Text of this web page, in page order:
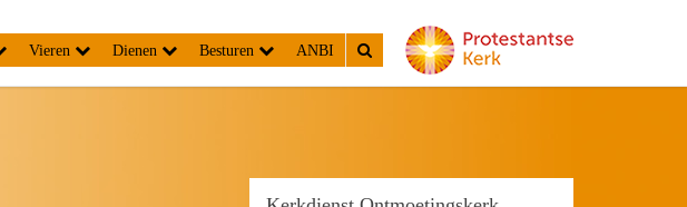
Vieren Dienen Besturen ANBI